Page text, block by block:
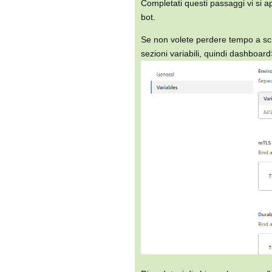
Completati questi passaggi vi si
bot.
Se non volete perdere tempo a
sezioni variabili, quindi